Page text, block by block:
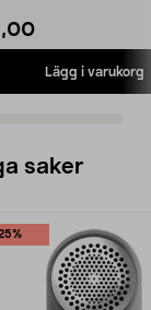
Lägg i varukorg
saker